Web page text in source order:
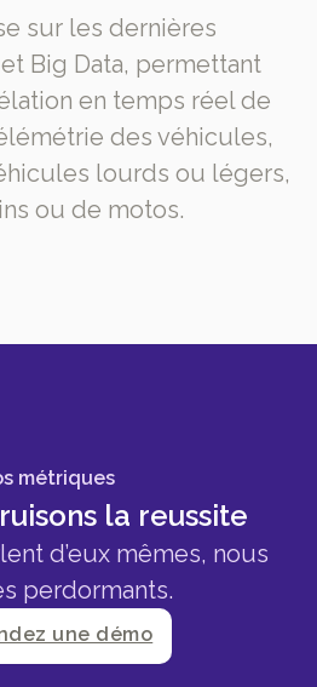
sur les dernières
Big Data, permettant
en temps réel de
des véhicules,
lourds ou légers,
ou de motos.
métriques
la reussite
d’eux mêmes, nous
perdormants.
une démo